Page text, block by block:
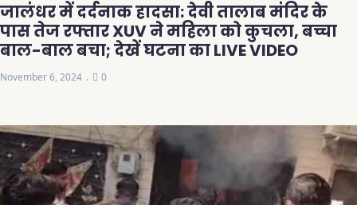
जालंधर में दर्दनाक हादसा: देवी तालाब मंदिर के
पास तेज रफ्तार XUV ने महिला को कुचला, बच्चा
बाल-बाल बचा; देखें घटना का LIVE VIDEO
November 6, 2024 0